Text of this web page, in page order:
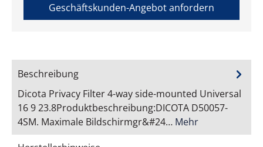
Geschäftskunden-Angebot anfordern
Beschreibung
Dicota Privacy Filter 4-way side-mounted Universal
16 9 23.8Produktbeschreibung:DICOTA D50057-
4SM. Maximale Bildschirmgr&#24… Mehr